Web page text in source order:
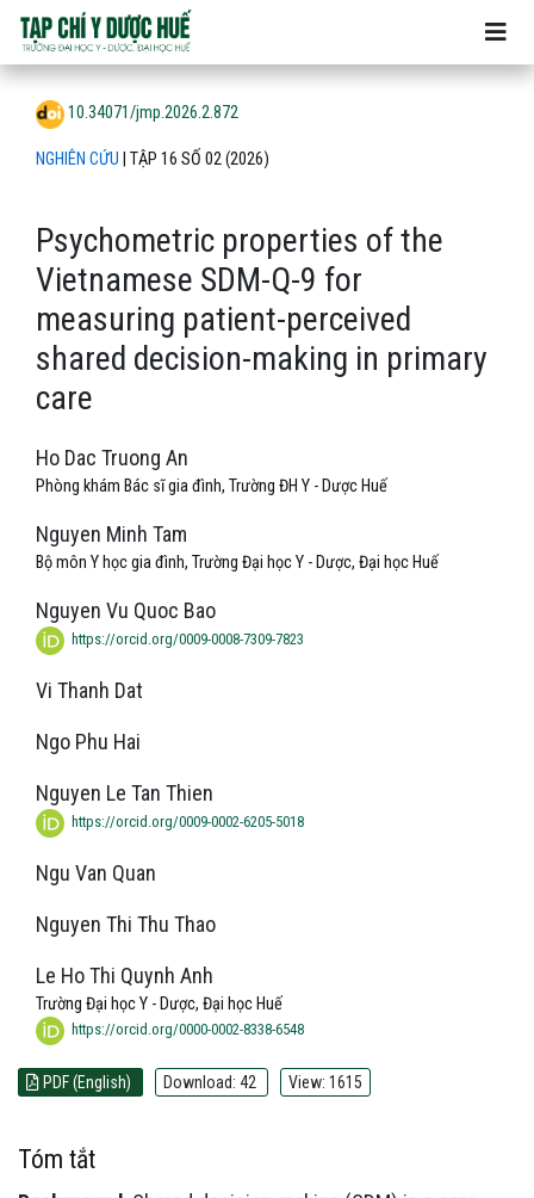
Psychometric properties of the Vietnamese SDM-Q-9 for
NGHIÊN CỨU TẬP 16 SỐ 02 (2026)
Psychometric properties of the
Vietnamese SDM-Q-9 for
measuring patient-perceived
shared decision-making in primary
care
10.34071/jmp.2026.2.872
Ho Dac Truong An
Phòng khám Bác sĩ gia đình, Trường ĐH Y - Dược Huế
Nguyen Minh Tam
Bộ môn Y học gia đình, Trường Đại học Y - Dược, Đại học Huế
Nguyen Vu Quoc Bao
https://orcid.org/0009-0008-7309-7823
Vi Thanh Dat
Ngo Phu Hai
Nguyen Le Tan Thien
https://orcid.org/0009-0002-6205-5018
Ngu Van Quan
Nguyen Thi Thu Thao
Le Ho Thi Quynh Anh
Trường Đại học Y - Dược, Đại học Huế
https://orcid.org/0000-0002-8338-6548
PDF (English) Download: 42 View: 1615
Tóm tắt